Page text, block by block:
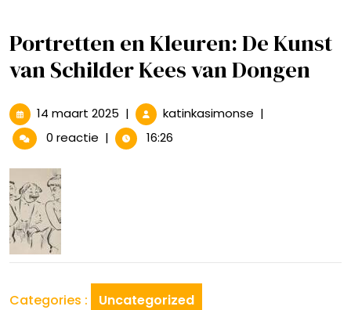
Portretten en Kleuren: De Kunst
van Schilder Kees van Dongen
14 maart 2025 14
maart
2025
| katinkasimonse Portretten
Dongen
|
0 reactie | 16:26
Categories : Uncategorized